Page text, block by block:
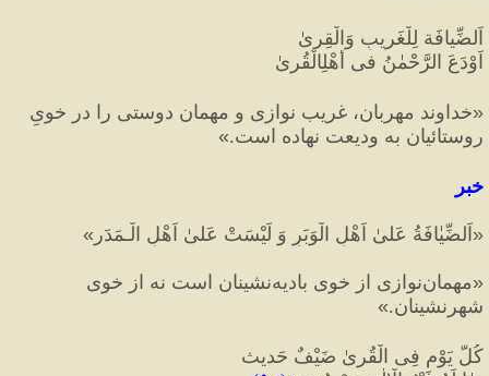
اَلضِّیافَة لِلْغَریبِ وَالْقِریٰ
اَوْدَعَ الرَّحْمٰنُ فی أهْلِ‎الْقُریٰ
«
روستائیان به ودیعت نهاده است.»
خبر
«اَلضِّيٰافَةُ عَلىٰ اَهْلِ الْوَبَرِ وَ لَيْسَتْ عَلىٰ اَهْلِ الْـمَدَر »
«
شهرنشینان.»
کُلَّ یَوْمٍ فِی الْقُریٰ ضَیْفٌ حَدیث